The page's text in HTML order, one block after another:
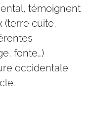
témoignent
(terre cuite,
fonte…)
occidentale